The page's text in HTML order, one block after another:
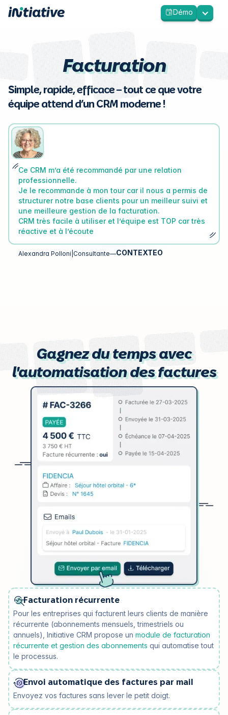
Démo
Facturation
Simple, rapide, efficace – tout ce que votre
équipe attend d’un CRM moderne !
Ce CRM m’a été recommandé par une relation
professionnelle.
Je le recommande à mon tour car il nous a permis de
structurer notre base clients pour un meilleur suivi et
une meilleure gestion de la facturation.
CRM très facile à utiliser et l’équipe est TOP car très
réactive et à l’écoute
Alexandra Polloni Consultante—CONTEXTEO
Gagnez du temps avec
l'automatisation des factures
Facturation récurrente
Pour les entreprises qui facturent leurs clients de manière
récurrente (abonnements mensuels, trimestriels ou
annuels), Initiative CRM propose un module de facturation
récurrente et gestion des abonnements qui automatise tout
le processus.
Envoi automatique des factures par mail
Envoyez vos factures sans lever le petit doigt.